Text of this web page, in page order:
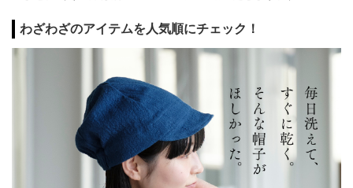
わざわざのアイテムを人気順にチェック！